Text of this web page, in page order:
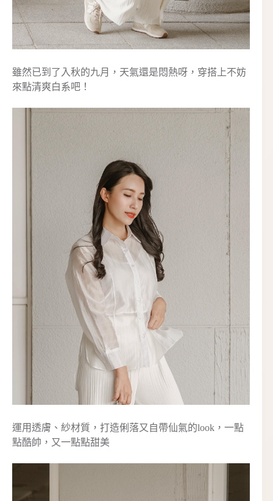
雖然已到了入秋的九月，天氣還是悶熱呀，穿搭上不妨
來點清爽白系吧！
運用透膚、紗材質，打造俐落又自帶仙氣的look，一點
點酷帥，又一點點甜美